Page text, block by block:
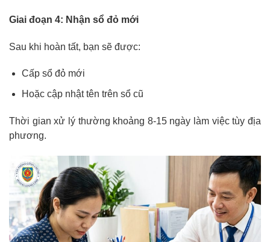
Giai đoạn 4: Nhận sổ đỏ mới
Sau khi hoàn tất, bạn sẽ được:
Cấp sổ đỏ mới
Hoặc cập nhật tên trên sổ cũ
Thời gian xử lý thường khoảng 8-15 ngày làm việc tùy địa
phương.